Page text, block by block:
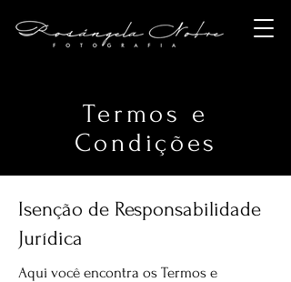
Termos e
Condições
Isenção de Responsabilidade
Jurídica
Aqui você encontra os Termos e